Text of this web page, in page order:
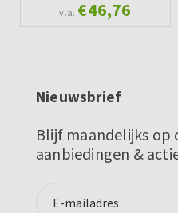
v.a. €46,76
Nieuwsbrief
Blijf maandelijks op
aanbiedingen &